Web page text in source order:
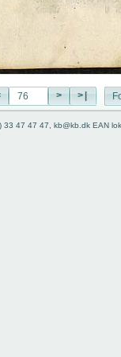
> >|
47 47 47, kb@kb.dk EAN